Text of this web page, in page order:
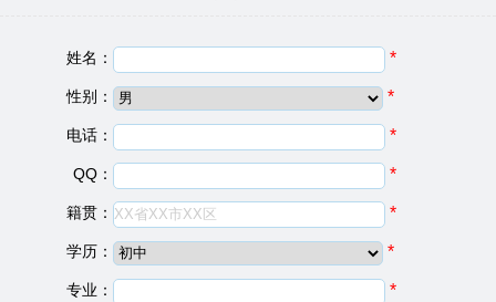
1、凡我校毕业生经考试合格，颁发国家承认学历的中
专、大专、本科电子注册毕业证书，同时按所学专业颁发
《职业资格证》、《技术等级证》等证书;
2、凡我校毕业生，负责全部推荐工作，每名毕业生有三
次推荐机会，并对学生进行跟踪服务
3、学生毕业后三个月没有推荐工作的(纯属学校原因)，学
校负责退还学生的全部学费
泰州市凤凰艺术学校招生专业有哪些
姓名： *
性别： *
电话： *
QQ： *
籍贯： *
学历： *
专业： *